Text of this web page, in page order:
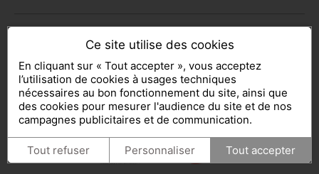
Français Deutsch
Ce site utilise des cookies
En cliquant sur « Tout accepter », vous acceptez
l’utilisation de cookies à usages techniques
nécessaires au bon fonctionnement du site, ainsi que
des cookies pour mesurer l'audience du site et de nos
campagnes publicitaires et de communication.
Tout refuser Personnaliser Tout accepter